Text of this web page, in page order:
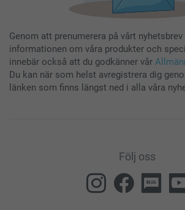
Genom att prenumerera på vårt
informationen om våra produkter och
innebär också att du godkänner vår
Du kan när som helst avregistrera dig
länken som finns längst ned i alla våra
Följ oss